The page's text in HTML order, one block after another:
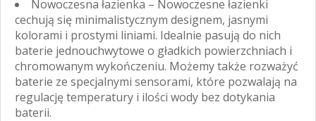
Nowoczesna łazienka – Nowoczesne łazienki
cechują się minimalistycznym designem, jasnymi
kolorami i prostymi liniami. Idealnie pasują do nich
baterie jednouchwytowe o gładkich powierzchniach i
chromowanym wykończeniu. Możemy także rozważyć
baterie ze specjalnymi sensorami, które pozwalają na
regulację temperatury i ilości wody bez dotykania
baterii.